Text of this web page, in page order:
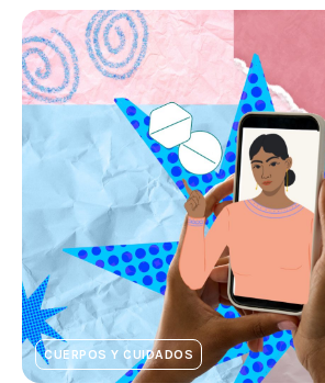
CUERPOS Y CUIDADOS